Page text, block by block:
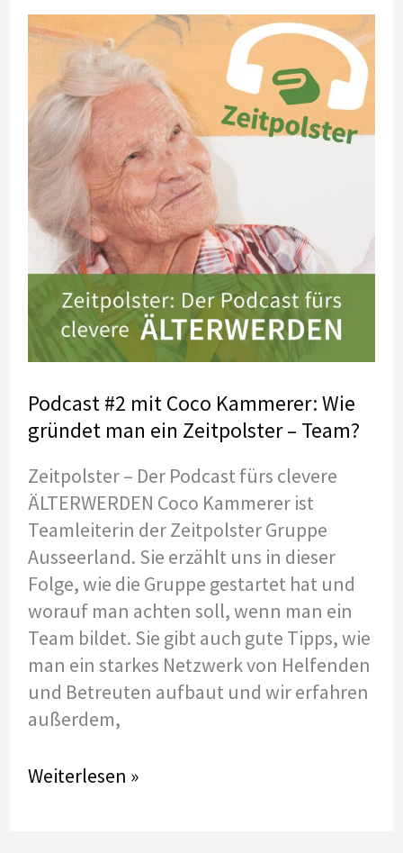
Leopold
Stieger:
Warum
es
wichtig
ist,
im
Alter
eine
Vision
zu
haben
Podcast #2 mit Coco Kammerer: Wie
gründet man ein Zeitpolster – Team?
Zeitpolster – Der Podcast fürs clevere
ÄLTERWERDEN Coco Kammerer ist
Teamleiterin der Zeitpolster Gruppe
Ausseerland. Sie erzählt uns in dieser
Folge, wie die Gruppe gestartet hat und
worauf man achten soll, wenn man ein
Team bildet. Sie gibt auch gute Tipps, wie
man ein starkes Netzwerk von Helfenden
und Betreuten aufbaut und wir erfahren
außerdem,
Podcast
Weiterlesen »